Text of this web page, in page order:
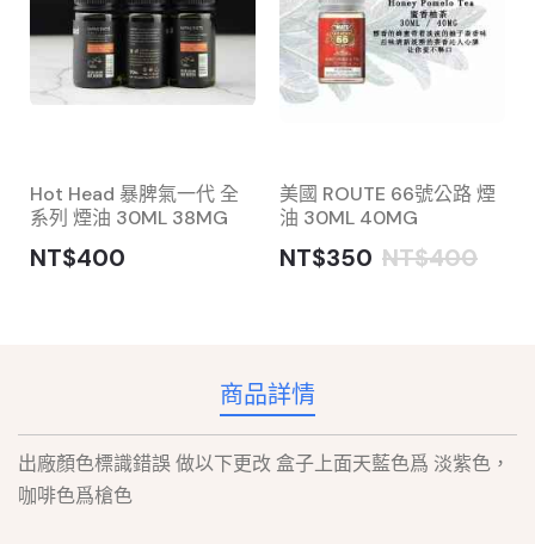
Hot Head 暴脾氣一代 全
系列 煙油 30ML 38MG
NT$400
美國 ROUTE 66號公路 煙
油 30ML 40MG
NT$350 NT$400
商品詳情
出廠顏色標識錯誤 做以下更改 盒子上面天藍色爲 淡紫色，
咖啡色爲槍色